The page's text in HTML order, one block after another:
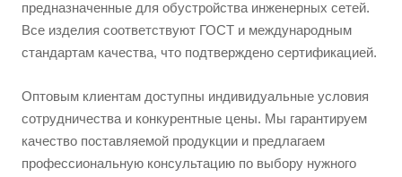
предназначенные для обустройства инженерных сетей.
Все изделия соответствуют ГОСТ и международным
стандартам качества, что подтверждено сертификацией.
Оптовым клиентам доступны индивидуальные условия
сотрудничества и конкурентные цены. Мы гарантируем
качество поставляемой продукции и предлагаем
профессиональную консультацию по выбору нужного